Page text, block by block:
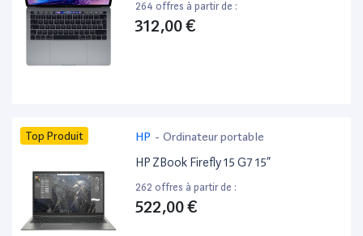
264 offres à partir de :
312,00 €
Top Produit HP - Ordinateur portable
HP ZBook Firefly 15 G7 15”
262 offres à partir de :
522,00 €